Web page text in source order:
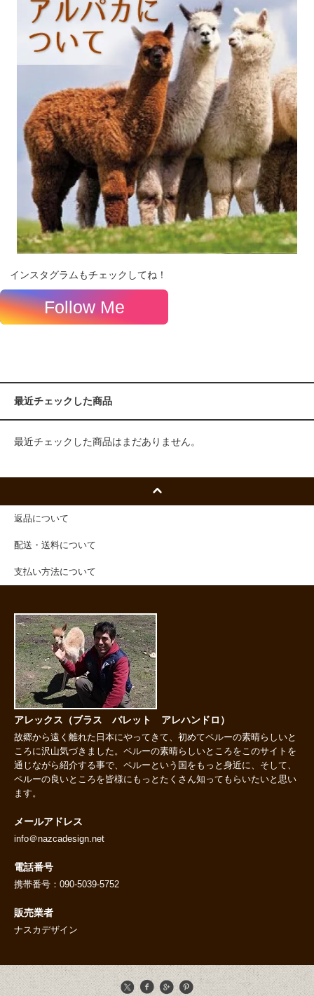
インスタグラムもチェックしてね！
Follow Me
最近チェックした商品
最近チェックした商品はまだありません。
返品について
配送・送料について
支払い方法について
アレックス（ブラス バレット アレハンドロ）
故郷から遠く離れた日本にやってきて、初めてペルーの素晴らしいと
ころに沢山気づきました。ペルーの素晴らしいところをこのサイトを
通じながら紹介する事で、ペルーという国をもっと身近に、そして、
ペルーの良いところを皆様にもっとたくさん知ってもらいたいと思い
ます。
メールアドレス
info＠nazcadesign.net
電話番号
携帯番号：090-5039-5752
販売業者
ナスカデザイン